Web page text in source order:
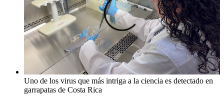
Uno de los virus que más intriga a la ciencia es detectado en
garrapatas de Costa Rica